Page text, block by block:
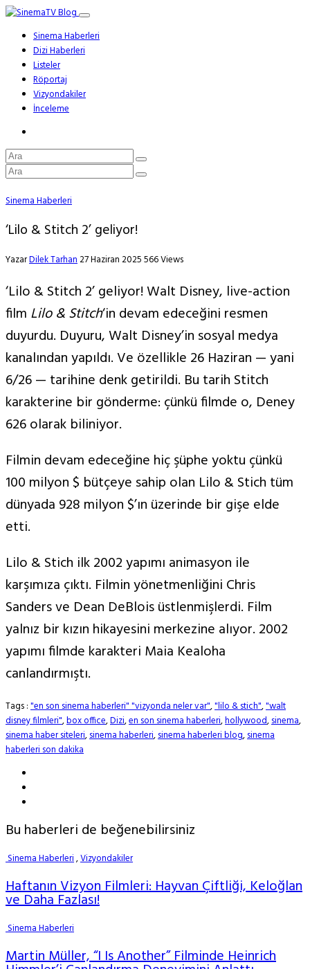
Sinema Haberleri
Dizi Haberleri
Listeler
Röportaj
Vizyondakiler
İnceleme
Sinema Haberleri
‘Lilo & Stitch 2’ geliyor!
YazarDilek Tarhan27 Haziran 2025566 Views
‘Lilo & Stitch 2’ geliyor! Walt Disney, live-action
film Lilo & Stitch‘in devam edeceğini resmen
duyurdu. Duyuru, Walt Disney’in sosyal medya
kanalından yapıldı. Ve özellikle 26 Haziran — yani
6/26 — tarihine denk getirildi. Bu tarih Stitch
karakterine bir gönderme: çünkü filmde o, Deney
626 olarak biliniyor.
Filmin devam edeceğine hiç şüphe yoktu çünkü
100 milyon $ bütçeye sahip olan Lilo & Stich tüm
dünyada 928 milyon $’ın üzerinde bir gişe elde
etti.
Lilo & Stich ilk 2002 yapımı animasyon ile
karşımıza çıktı. Filmin yönetmenliğini Chris
Sanders ve Dean DeBlois üstlenmişlerdi. Film
yalnız bir kızın hikayesini merkezine alıyor. 2002
yapımı filmde karakteri Maia Kealoha
canlandırmıştı.
Tags :"en son sinema haberleri" "vizyonda neler var","lilo & stich","walt
disney filmleri",box office,Dizi,en son sinema haberleri,hollywood,sinema,
sinema haber siteleri,sinema haberleri,sinema haberleri blog,sinema
haberleri son dakika
Bu haberleri de beğenebilirsiniz
Sinema Haberleri,Vizyondakiler
Haftanın Vizyon Filmleri: Hayvan Çiftliği, Keloğlan
ve Daha Fazlası!
Sinema Haberleri
Martin Müller, “I Is Another” Filminde Heinrich